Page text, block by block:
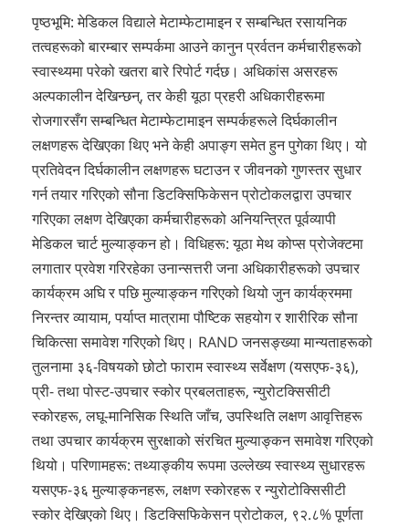
Turkish
सबै क्षेत्र /भाषा
पृष्ठभूमि: मेडिकल विद्याले मेटाम्फेटामाइन र सम्बन्धित रसायनिक
तत्वहरूको बारम्बार सम्पर्कमा आउने कानुन प्रर्वतन कर्मचारीहरूको
स्वास्थ्यमा परेको खतरा बारे रिपोर्ट गर्दछ। अधिकांस असरहरू
अल्पकालीन देखिन्छन्, तर केही यूठा प्रहरी अधिकारीहरूमा
रोजगारसँग सम्बन्धित मेटाम्फेटामाइन सम्पर्कहरूले दिर्घकालीन
लक्षणहरू देखिएका थिए भने केही अपाङ्ग समेत हुन पुगेका थिए। यो
प्रतिवेदन दिर्घकालीन लक्षणहरू घटाउन र जीवनको गुणस्तर सुधार
गर्न तयार गरिएको सौना डिटक्सिफिकेसन प्रोटोकलद्वारा उपचार
गरिएका लक्षण देखिएका कर्मचारीहरूको अनियन्त्रित पूर्वव्यापी
मेडिकल चार्ट मुल्याङ्कन हो। विधिहरू: यूठा मेथ कोप्स प्रोजेक्टमा
लगातार प्रवेश गरिरहेका उनान्सत्तरी जना अधिकारीहरूको उपचार
कार्यक्रम अघि र पछि मुल्याङ्कन गरिएको थियो जुन कार्यक्रममा
निरन्तर व्यायाम, पर्याप्त मात्रामा पौष्टिक सहयोग र शारीरिक सौना
चिकित्सा समावेश गरिएको थिए। RAND जनसङ्ख्या मान्यताहरूको
तुलनामा ३६-विषयको छोटो फाराम स्वास्थ्य सर्वेक्षण (यसएफ-३६),
प्री- तथा पोस्ट-उपचार स्कोर प्रबलताहरू, न्युरोटक्सिसीटी
स्कोरहरू, लघू-मानिसिक स्थिति जाँच, उपस्थिति लक्षण आवृत्तिहरू
तथा उपचार कार्यक्रम सुरक्षाको संरचित मुल्याङ्कन समावेश गरिएको
थियो। परिणामहरू: तथ्याङ्कीय रूपमा उल्लेख्य स्वास्थ्य सुधारहरू
यसएफ-३६ मुल्याङ्कनहरू, लक्षण स्कोरहरू र न्युरोटोक्सिसीटी
स्कोर देखिएको थिए। डिटक्सिफिकेसन प्रोटोकल, ९२.८% पूर्णता